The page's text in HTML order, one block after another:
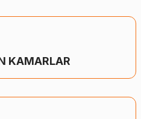
KAMARLAR